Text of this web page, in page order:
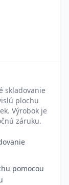
skladovanie
plochu
Výrobok je
záruku.
pomocou